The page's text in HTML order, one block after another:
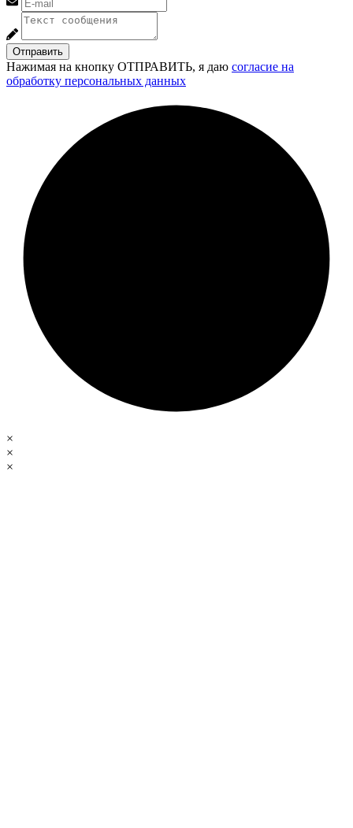
Отправить
Нажимая на кнопку ОТПРАВИТЬ, я даю согласие на
обработку персональных данных
×
×
×